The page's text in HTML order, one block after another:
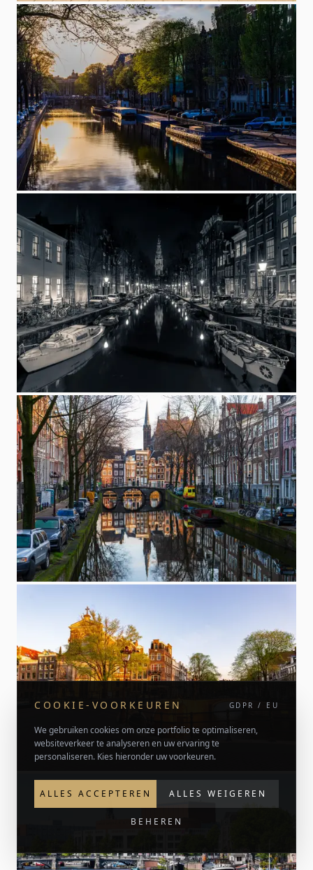
COOKIE-VOORKEUREN GDPR / EU
We gebruiken cookies om onze portfolio te optimaliseren,
websiteverkeer te analyseren en uw ervaring te
personaliseren. Kies hieronder uw voorkeuren.
ALLES ACCEPTEREN ALLES WEIGEREN
BEHEREN